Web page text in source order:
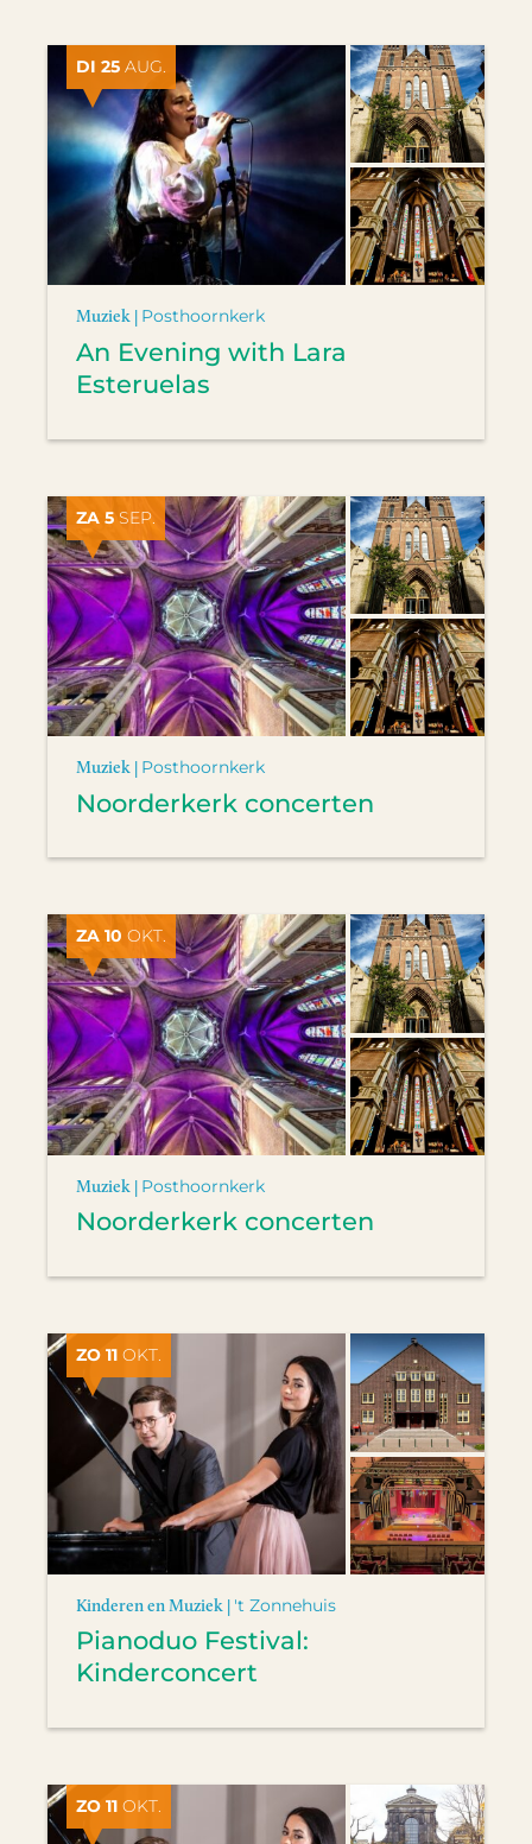
DI 25 AUG.
Muziek | Posthoornkerk
An Evening with Lara
Esteruelas
ZA 5 SEP.
Muziek | Posthoornkerk
Noorderkerk concerten
ZA 10 OKT.
Muziek | Posthoornkerk
Noorderkerk concerten
ZO 11 OKT.
Kinderen en Muziek | 't Zonnehuis
Pianoduo Festival:
Kinderconcert
ZO 11 OKT.